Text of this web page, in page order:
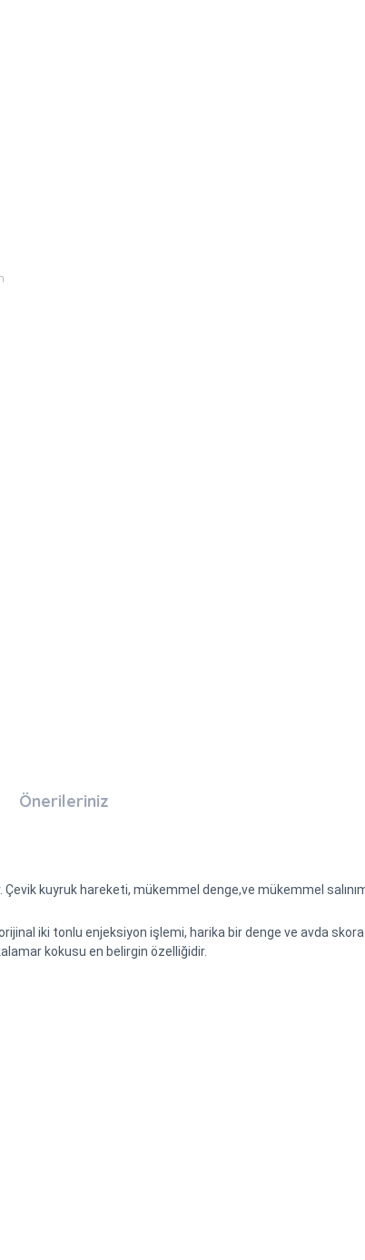
Önerileriniz
kuyruk hareketi, mükemmel denge,ve mükemmel
iki tonlu enjeksiyon işlemi, harika bir denge ve avda
kokusu en belirgin özelliğidir.